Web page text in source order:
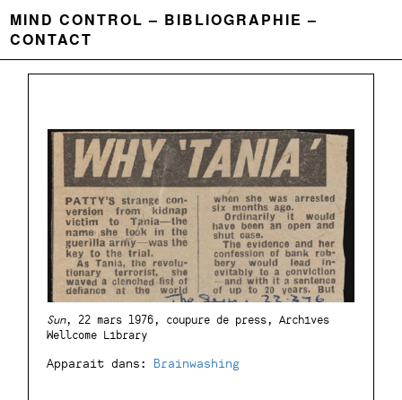
MIND CONTROL
BIBLIOGRAPHIE
CONTACT
Sun, 22 mars 1976, coupure de press, Archives
Wellcome Library
Apparait dans: Brainwashing